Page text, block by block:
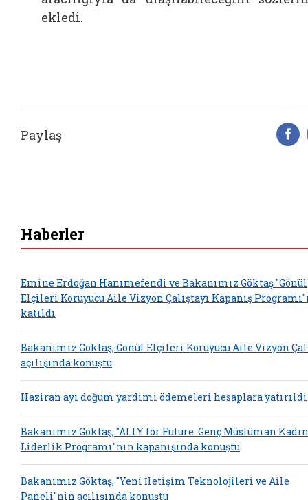
ekledi.
Paylaş
Haberler
Emine Erdoğan Hanımefendi ve Bakanımız Göktaş "Gönül
Elçileri Koruyucu Aile Vizyon Çalıştayı Kapanış
katıldı
Bakanımız Göktaş, Gönül Elçileri Koruyucu Aile Vizyon
açılışında konuştu
Haziran ayı doğum yardımı ödemeleri hesaplara yatırıldı
Bakanımız Göktaş, "ALLY for Future: Genç Müslüman
Liderlik Programı"nın kapanışında konuştu
Bakanımız Göktaş, "Yeni İletişim Teknolojileri ve Aile
Paneli"nin açılışında konuştu